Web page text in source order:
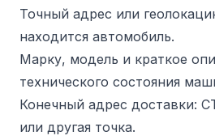
Точный адрес или
находится автомобиль.
Марку, модель и краткое
технического состояния
Конечный адрес доставки:
или другая точка.